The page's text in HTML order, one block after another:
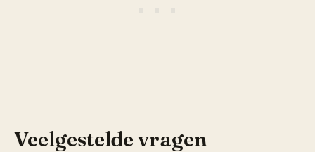
Veelgestelde vragen